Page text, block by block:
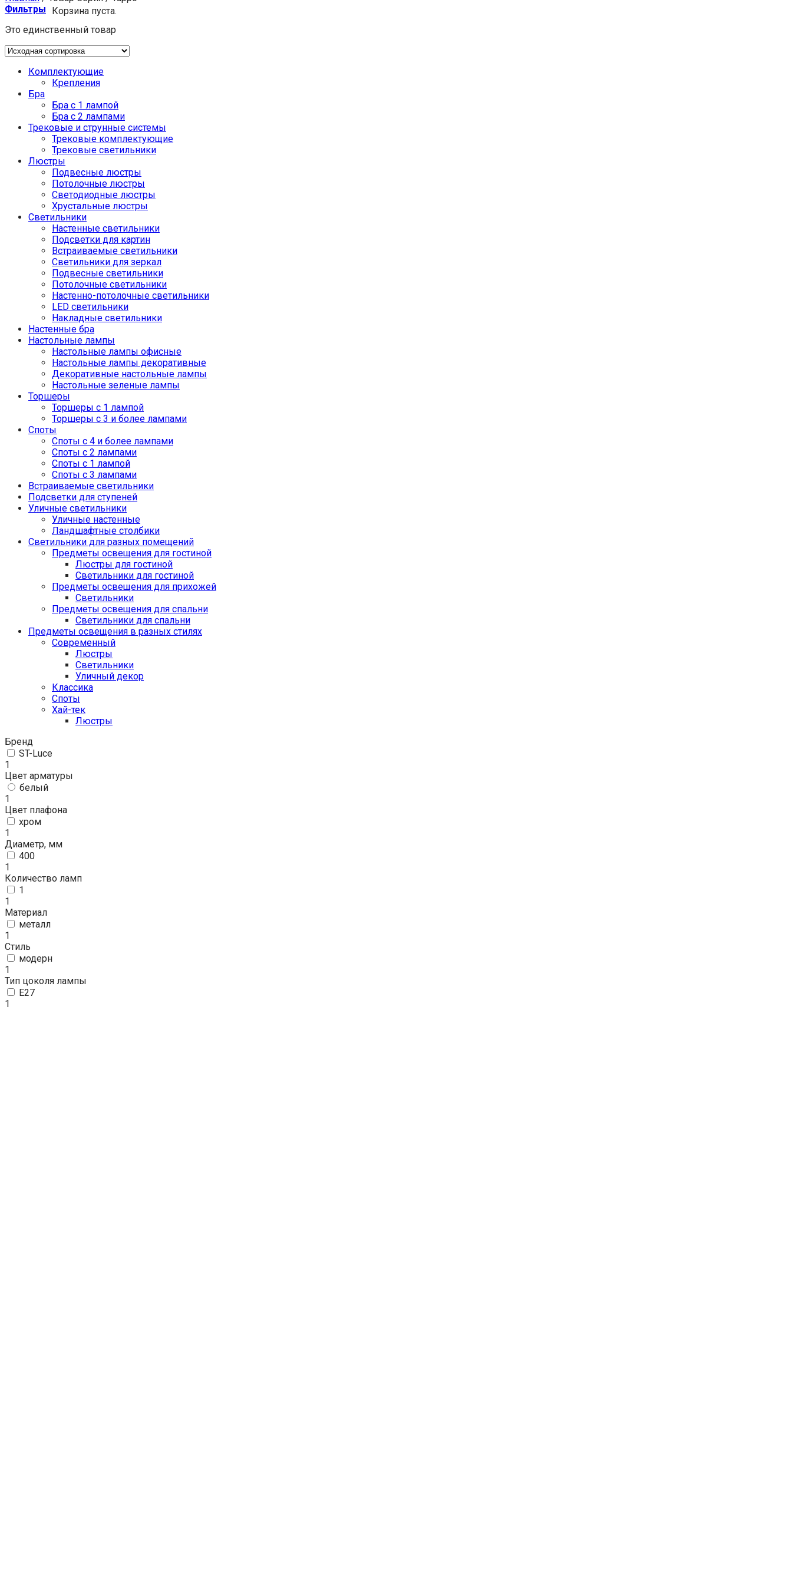
Корзина пуста.
Фильтры
Это единственный товар
Комплектующие
Крепления
Бра
Бра с 1 лампой
Бра с 2 лампами
Трековые и струнные системы
Трековые комплектующие
Трековые светильники
Люстры
Подвесные люстры
Потолочные люстры
Светодиодные люстры
Хрустальные люстры
Светильники
Настенные светильники
Подсветки для картин
Встраиваемые светильники
Светильники для зеркал
Подвесные светильники
Потолочные светильники
Настенно-потолочные светильники
LED светильники
Накладные светильники
Настенные бра
Настольные лампы
Настольные лампы офисные
Настольные лампы декоративные
Декоративные настольные лампы
Настольные зеленые лампы
Торшеры
Торшеры с 1 лампой
Торшеры с 3 и более лампами
Споты
Споты с 4 и более лампами
Споты с 2 лампами
Споты с 1 лампой
Споты с 3 лампами
Встраиваемые светильники
Подсветки для ступеней
Уличные светильники
Уличные настенные
Ландшафтные столбики
Светильники для разных помещений
Предметы освещения для гостиной
Люстры для гостиной
Светильники для гостиной
Предметы освещения для прихожей
Светильники
Предметы освещения для спальни
Светильники для спальни
Предметы освещения в разных стилях
Cовременный
Люстры
Светильники
Уличный декор
Классика
Споты
Хай-тек
Люстры
Бренд
ST-Luce
1
Цвет арматуры
белый
1
Цвет плафона
хром
1
Диаметр, мм
400
1
Количество ламп
1
1
Материал
металл
1
Стиль
модерн
1
Тип цоколя лампы
E27
1